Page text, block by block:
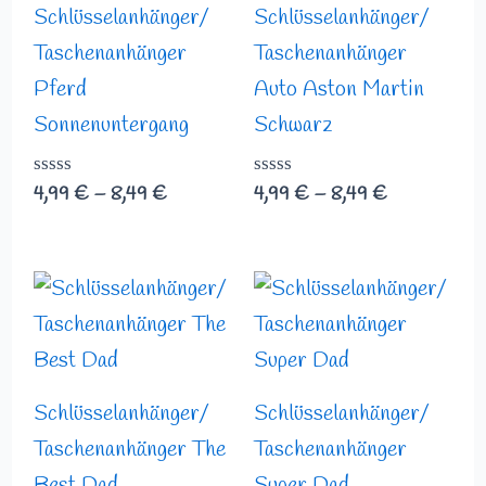
Schlüsselanhänger/
Taschenanhänger
Pferd
Sonnenuntergang
Bewertet
mit
4,99 € –8,49 €
Schlüsselanhänger/
Taschenanhänger
Auto Aston Martin
Schwarz
Bewertet
mit
4,99 € –8,49 €
Schlüsselanhänger/
Taschenanhänger The
Preisspanne:
4,99 €
bis
Schlüsselanhänger/
Taschenanhänger
Preisspanne:
4,99 €
bis